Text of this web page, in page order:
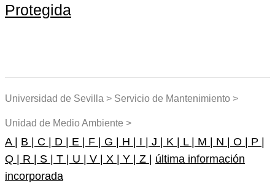
Protegida
Universidad de Sevilla > Servicio de Mantenimiento >
Unidad de Medio Ambiente >
A | B | C | D | E | F | G | H | I | J | K | L | M | N | O | P |
Q | R | S | T | U | V | X | Y | Z | última información
incorporada